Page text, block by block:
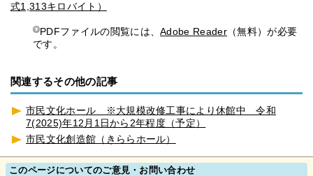
式1,313キロバイト）
PDFファイルの閲覧には、Adobe Reader （無料）が必要
です。
関連するその他の記事
市民文化ホール ※大規模改修工事により休館中 令和
7(2025)年12月1日から2年程度（予定）
市民文化創造館（きららホール）
このページについてのご意見・お問い合わせ